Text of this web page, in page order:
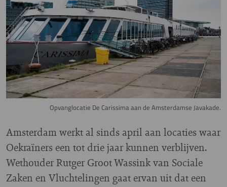
Opvanglocatie De Carissima aan de Amsterdamse Javakade.
Amsterdam werkt al sinds april aan locaties waar
Oekraïners een tot drie jaar kunnen verblijven.
Wethouder Rutger Groot Wassink van Sociale
Zaken en Vluchtelingen gaat ervan uit dat een